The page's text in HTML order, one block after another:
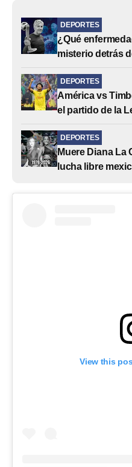
DEPORTES
¿Qué
misterio detrás
DEPORTES
América vs
el partido de la
DEPORTES
Muere Diana La
lucha libre
View this